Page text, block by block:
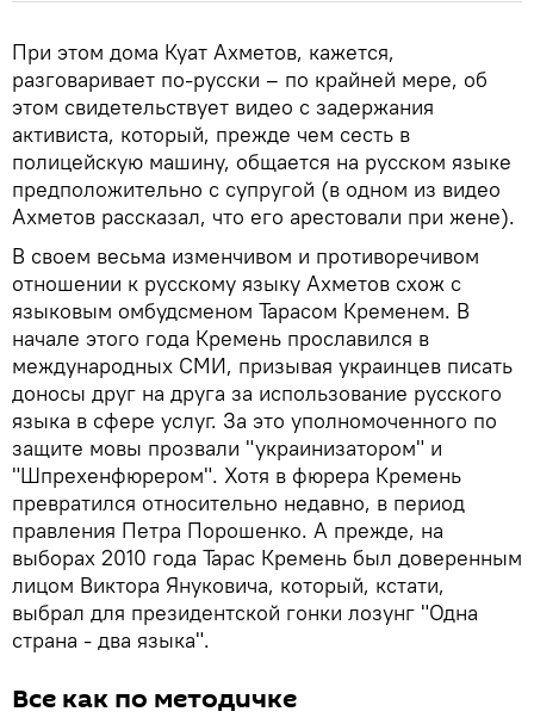
При этом дома Куат Ахметов, кажется,
разговаривает по-русски – по крайней мере, об
этом свидетельствует видео с задержания
активиста, который, прежде чем сесть в
полицейскую машину, общается на русском языке
предположительно с супругой (в одном из видео
Ахметов рассказал, что его арестовали при жене).
В своем весьма изменчивом и противоречивом
отношении к русскому языку Ахметов схож с
языковым омбудсменом Тарасом Кременем. В
начале этого года Кремень прославился в
международных СМИ, призывая украинцев писать
доносы друг на друга за использование русского
языка в сфере услуг. За это уполномоченного по
защите мовы прозвали "украинизатором" и
"Шпрехенфюрером". Хотя в фюрера Кремень
превратился относительно недавно, в период
правления Петра Порошенко. А прежде, на
выборах 2010 года Тарас Кремень был доверенным
лицом Виктора Януковича, который, кстати,
выбрал для президентской гонки лозунг "Одна
страна - два языка".
Все как по методичке